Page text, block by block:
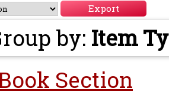
by: Item
Section